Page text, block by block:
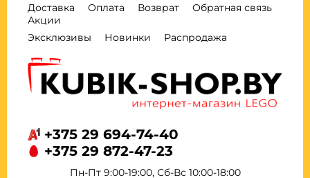
Доставка Оплата Возврат
Обратная связь
Акции
Эксклюзивы
Новинки Распродажа
+375 29 694-74-40
+375 29 872-47-23
Пн-Пт 9:00-19:00, Сб-Вс 10:00-18:00